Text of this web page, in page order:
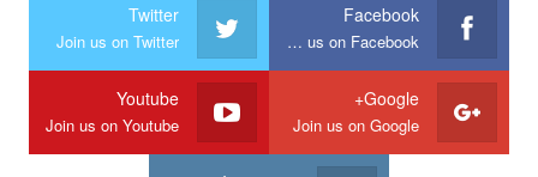
Facebook
Join us on Facebook
Twitter
Join us on Twitter
Google+
Join us on Google
Youtube
Join us on Youtube